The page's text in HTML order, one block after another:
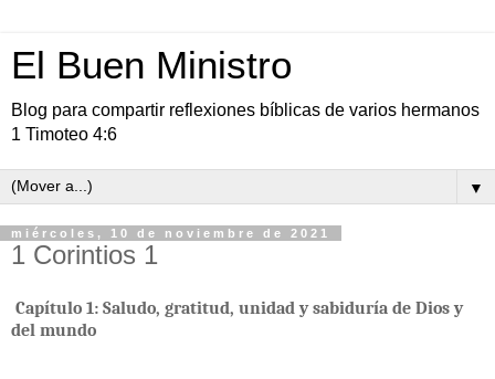
El Buen Ministro
Blog para compartir reflexiones bíblicas de varios hermanos
1 Timoteo 4:6
▼
miércoles, 10 de noviembre de 2021
1 Corintios 1
Capítulo 1: Saludo, gratitud, unidad y sabiduría de Dios y
del mundo